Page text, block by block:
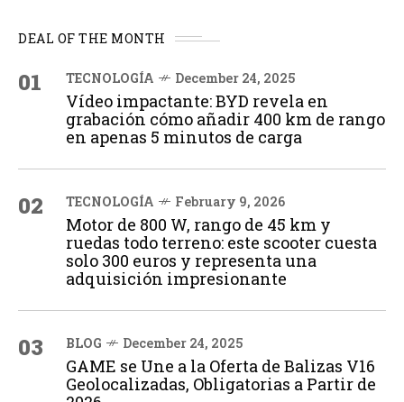
DEAL OF THE MONTH
01 TECNOLOGÍA December 24, 2025
Vídeo impactante: BYD revela en
grabación cómo añadir 400 km de rango
en apenas 5 minutos de carga
02 TECNOLOGÍA February 9, 2026
Motor de 800 W, rango de 45 km y
ruedas todo terreno: este scooter cuesta
solo 300 euros y representa una
adquisición impresionante
03 BLOG December 24, 2025
GAME se Une a la Oferta de Balizas V16
Geolocalizadas, Obligatorias a Partir de